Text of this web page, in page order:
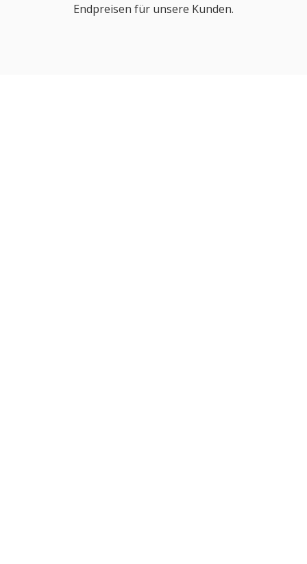
Endpreisen für unsere Kunden.